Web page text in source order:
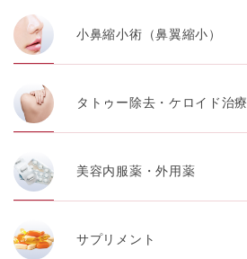
小鼻縮小術（鼻翼縮小）
タトゥー除去・ケロイド治療
美容内服薬・外用薬
サプリメント